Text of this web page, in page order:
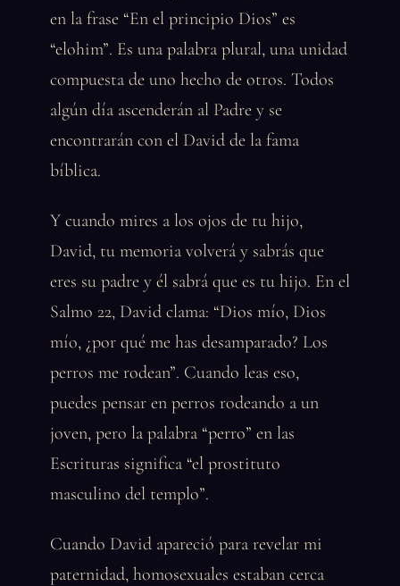
en la frase “En el principio Dios” es
“elohim”. Es una palabra plural, una unidad
compuesta de uno hecho de otros. Todos
algún día ascenderán al Padre y se
encontrarán con el David de la fama
bíblica.
Y cuando mires a los ojos de tu hijo,
David, tu memoria volverá y sabrás que
eres su padre y él sabrá que es tu hijo. En el
Salmo 22, David clama: “Dios mío, Dios
mío, ¿por qué me has desamparado? Los
perros me rodean”. Cuando leas eso,
puedes pensar en perros rodeando a un
joven, pero la palabra “perro” en las
Escrituras significa “el prostituto
masculino del templo”.
Cuando David apareció para revelar mi
paternidad, homosexuales estaban cerca